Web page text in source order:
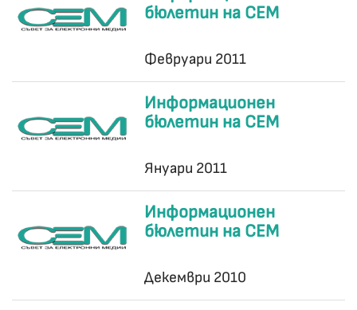
бюлетин на СЕМ
Февруари 2011
Информационен
бюлетин на СЕМ
Януари 2011
Информационен
бюлетин на СЕМ
Декември 2010